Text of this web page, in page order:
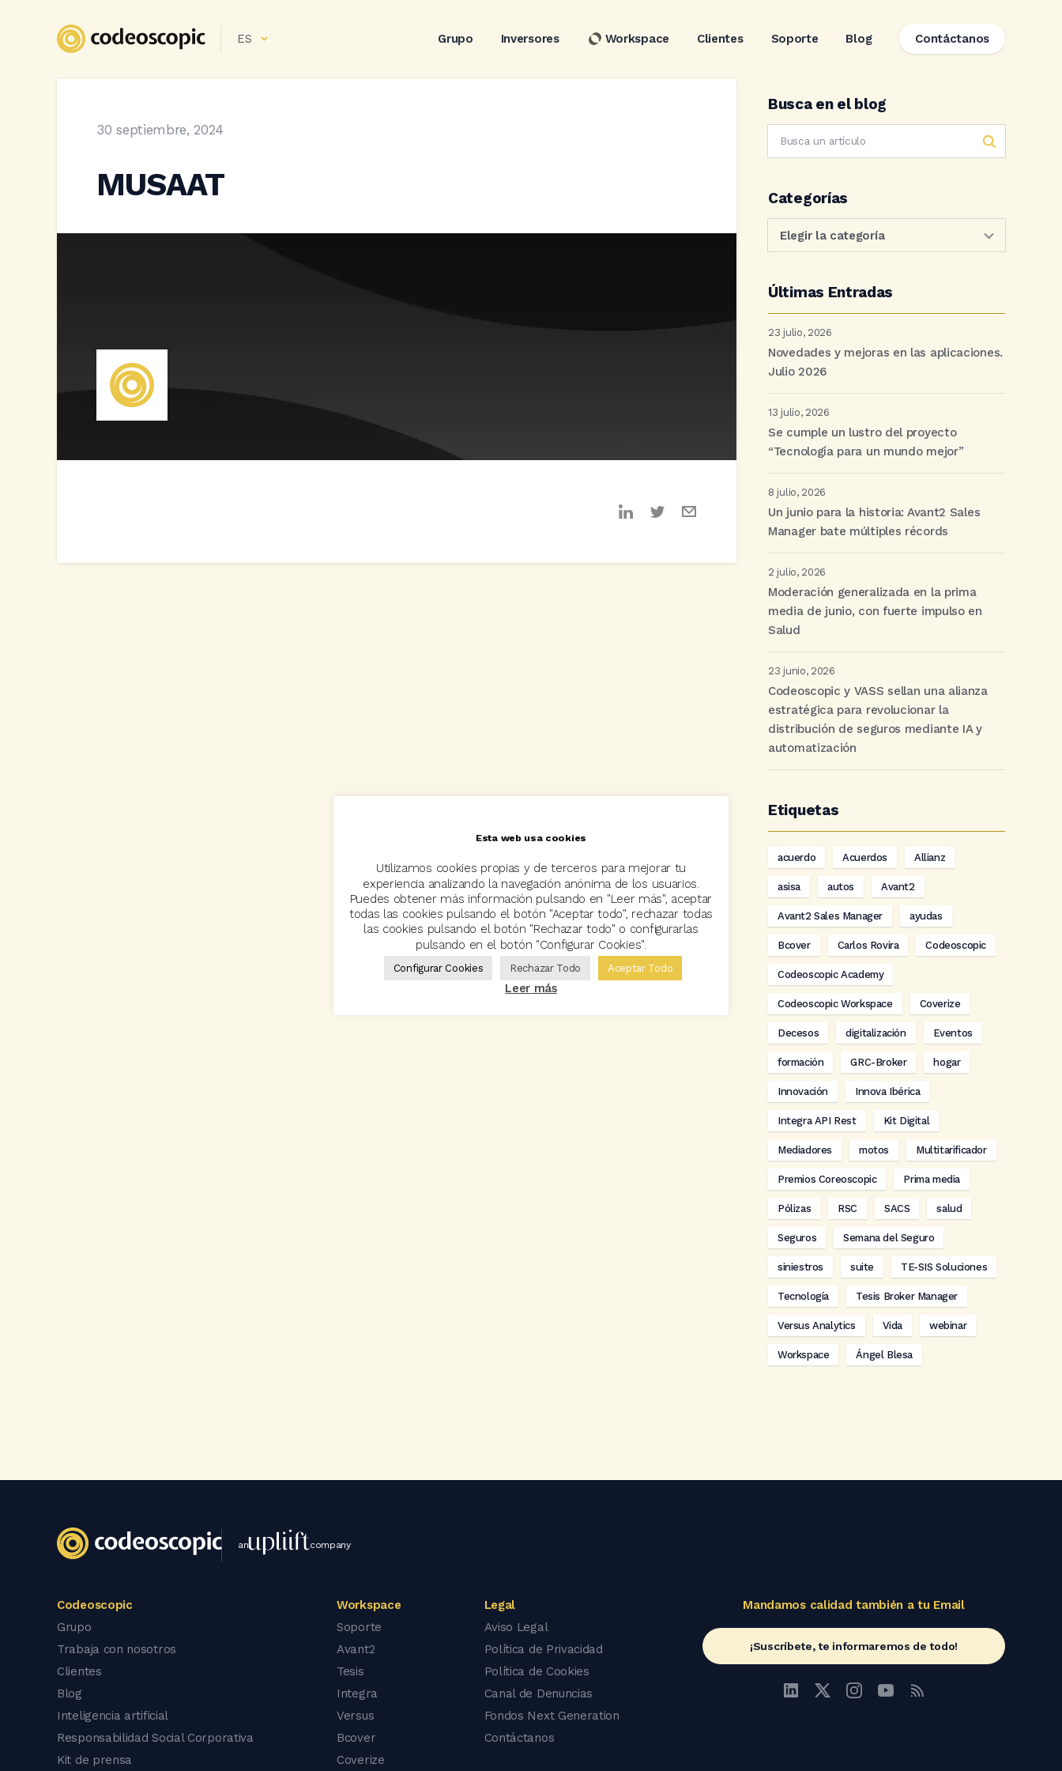
ES Grupo Inversores Workspace Clientes Soporte Blog Contáctanos
30 septiembre, 2024
MUSAAT
Busca en el blog
Categorías
Últimas Entradas
23 julio, 2026
Novedades y mejoras en las aplicaciones.
Julio 2026
13 julio, 2026
Se cumple un lustro del proyecto
“Tecnología para un mundo mejor”
8 julio, 2026
Un junio para la historia: Avant2 Sales
Manager bate múltiples récords
2 julio, 2026
Moderación generalizada en la prima
media de junio, con fuerte impulso en
Salud
23 junio, 2026
Codeoscopic y VASS sellan una alianza
estratégica para revolucionar la
distribución de seguros mediante IA y
automatización
Etiquetas
acuerdo Acuerdos Allianz
asisa autos Avant2
Avant2 Sales Manager ayudas
Bcover Carlos Rovira Codeoscopic
Codeoscopic Academy
Codeoscopic Workspace Coverize
Decesos digitalización Eventos
formación GRC-Broker hogar
Innovación Innova Ibérica
Integra API Rest Kit Digital
Mediadores motos Multitarificador
Premios Coreoscopic Prima media
Pólizas RSC SACS salud
Seguros Semana del Seguro
siniestros suite TE-SIS Soluciones
Tecnología Tesis Broker Manager
Versus Analytics Vida webinar
Workspace Ángel Blesa
an company
Codeoscopic
Grupo
Trabaja con nosotros
Clientes
Blog
Inteligencia artificial
Responsabilidad Social Corporativa
Kit de prensa
Workspace
Soporte
Avant2
Tesis
Integra
Versus
Bcover
Coverize
Legal
Aviso Legal
Política de Privacidad
Política de Cookies
Canal de Denuncias
Fondos Next Generation
Contáctanos
Mandamos calidad también a tu Email
¡Suscríbete, te informaremos de todo!
Esta web usa cookies
Utilizamos cookies propias y de terceros para mejorar tu
experiencia analizando la navegación anónima de los usuarios.
Puedes obtener más información pulsando en "Leer más", aceptar
todas las cookies pulsando el botón "Aceptar todo", rechazar todas
las cookies pulsando el botón "Rechazar todo" o configurarlas
pulsando en el botón "Configurar Cookies".
Configurar Cookies Rechazar Todo Aceptar Todo
Leer más